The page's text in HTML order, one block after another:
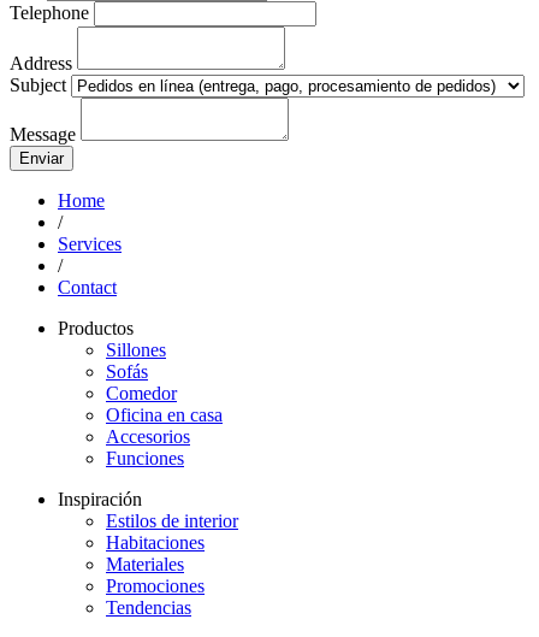
Telephone
Address
Subject
Message
Home
/
Services
/
Contact
Productos
Sillones
Sofás
Comedor
Oficina en casa
Accesorios
Funciones
Inspiración
Estilos de interior
Habitaciones
Materiales
Promociones
Tendencias